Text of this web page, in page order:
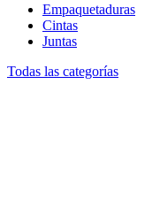
Empaquetaduras
Cintas
Juntas
Todas las categorías